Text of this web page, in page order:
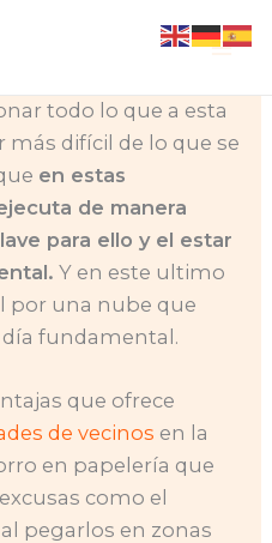
de vecinos es
en una
todo lo que a esta
difícil de lo que se
en estas
de manera
para ello y el estar
Y en este ultimo
por una nube que
fundamental.
que ofrece
de vecinos en la
en papelería que
como el
pegarlos en zonas